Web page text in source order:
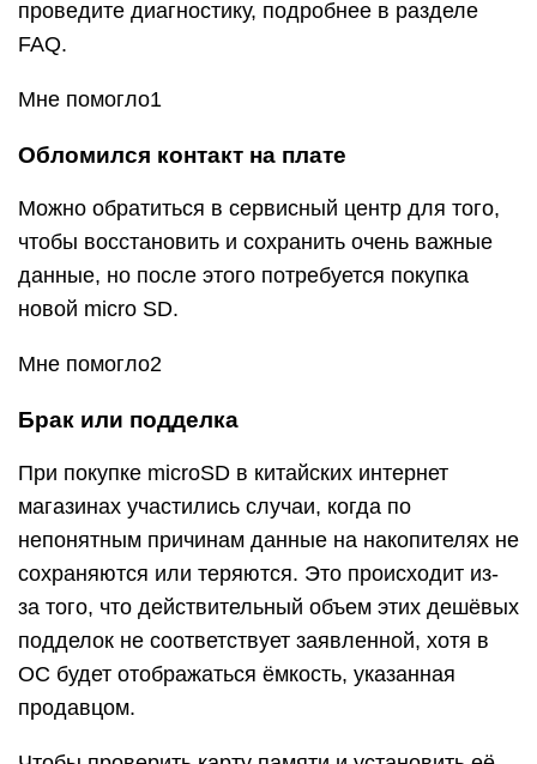
проведите диагностику, подробнее в разделе
FAQ.
Мне помогло1
Обломился контакт на плате
Можно обратиться в сервисный центр для того,
чтобы восстановить и сохранить очень важные
данные, но после этого потребуется покупка
новой micro SD.
Мне помогло2
Брак или подделка
При покупке microSD в китайских интернет
магазинах участились случаи, когда по
непонятным причинам данные на накопителях не
сохраняются или теряются. Это происходит из-
за того, что действительный объем этих дешёвых
подделок не соответствует заявленной, хотя в
ОС будет отображаться ёмкость, указанная
продавцом.